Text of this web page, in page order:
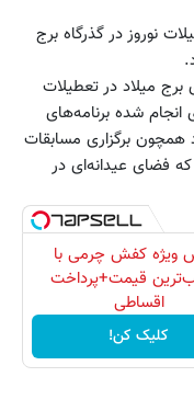
نوروز در گذرگاه برج
میلاد در تعطیلات
انجام شده برنامه‌های
همچون برگزاری مسابقات
فضای عیدانه‌ای در
ویژه کفش چرمی با
قیمت+پرداخت
اقساطی
کلیک کن!